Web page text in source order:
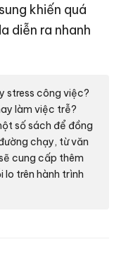
khiến quá
diễn ra nhanh
stress công việc?
làm việc trễ?
số sách để đồng
chạy, từ văn
cung cấp thêm
lo trên hành trình